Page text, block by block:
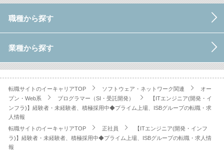
職種から探す
業種から探す
転職サイトのイーキャリアTOP ソフトウェア・ネットワーク関連
オー
プン・Web系
プログラマー（SI・受託開発）
【ITエンジニア(開発・イ
ンフラ)】経験者・未経験者、積極採用中◆プライム上場、ISBグループの転職・求
人情報
転職サイトのイーキャリアTOP
正社員
【ITエンジニア(開発・インフ
ラ)】経験者・未経験者、積極採用中◆プライム上場、ISBグループの転職・求人情
報